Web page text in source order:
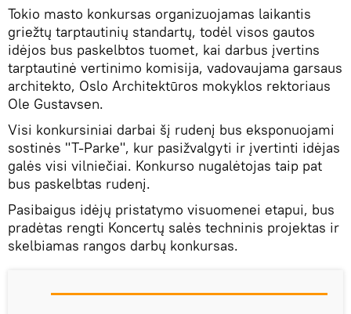
Tokio masto konkursas organizuojamas laikantis
griežtų tarptautinių standartų, todėl visos gautos
idėjos bus paskelbtos tuomet, kai darbus įvertins
tarptautinė vertinimo komisija, vadovaujama garsaus
architekto, Oslo Architektūros mokyklos rektoriaus
Ole Gustavsen.
Visi konkursiniai darbai šį rudenį bus eksponuojami
sostinės "T-Parke", kur pasižvalgyti ir įvertinti idėjas
galės visi vilniečiai. Konkurso nugalėtojas taip pat
bus paskelbtas rudenį.
Pasibaigus idėjų pristatymo visuomenei etapui, bus
pradėtas rengti Koncertų salės techninis projektas ir
skelbiamas rangos darbų konkursas.